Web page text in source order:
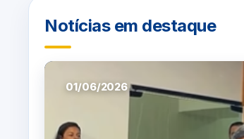
Notícias em destaque
01/06/2026